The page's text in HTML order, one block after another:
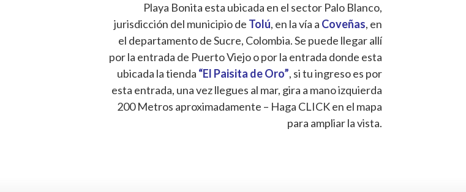
Playa Bonita esta ubicada en el sector Palo Blanco,
jurisdicción del municipio de Tolú, en la vía a Coveñas, en
el departamento de Sucre, Colombia. Se puede llegar allí
por la entrada de Puerto Viejo o por la entrada donde esta
ubicada la tienda “El Paisita de Oro”, si tu ingreso es por
esta entrada, una vez llegues al mar, gira a mano izquierda
200 Metros aproximadamente – Haga CLICK en el mapa
para ampliar la vista.